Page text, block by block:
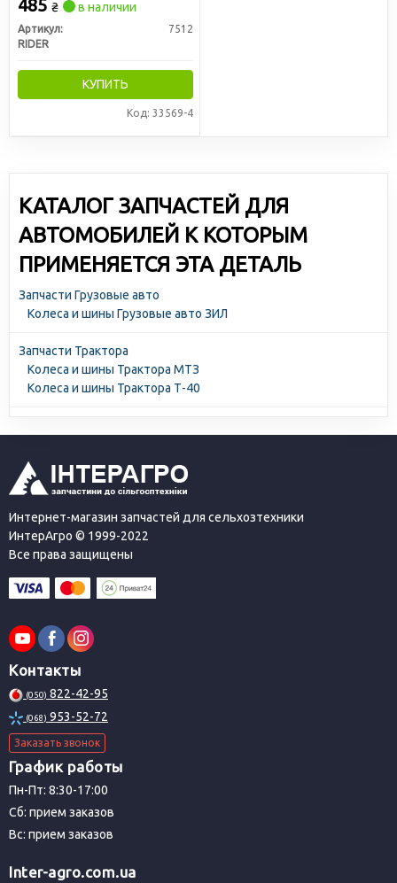
485 ₴ в наличии
Артикул:
7512
RIDER
КУПИТЬ
Код: 33569-4
КАТАЛОГ ЗАПЧАСТЕЙ ДЛЯ
АВТОМОБИЛЕЙ К КОТОРЫМ
ПРИМЕНЯЕТСЯ ЭТА ДЕТАЛЬ
Запчасти Грузовые авто
Колеса и шины Грузовые авто ЗИЛ
Запчасти Трактора
Колеса и шины Трактора МТЗ
Колеса и шины Трактора Т-40
Интернет-магазин запчастей для сельхозтехники
ИнтерАгро © 1999-2022
Все права защищены
Контакты
(050) 822-42-95
(068) 953-52-72
Заказать звонок
График работы
Пн-Пт: 8:30-17:00
Сб: прием заказов
Вс: прием заказов
Inter-agro.com.ua